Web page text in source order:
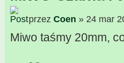
przez Coen » 24 mar
Miwo taśmy 20mm,